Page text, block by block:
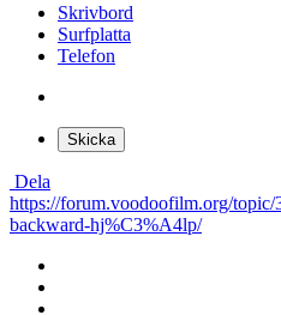
Skrivbord
Surfplatta
Telefon
Skicka
Dela
https://forum.voodoofilm.org/
backward-hj%C3%A4lp/